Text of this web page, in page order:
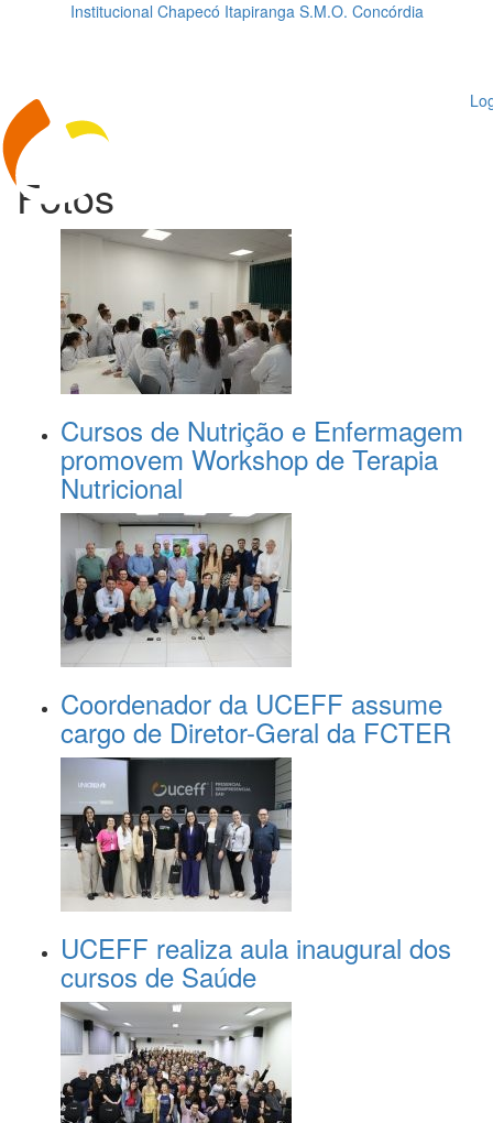
Institucional Chapecó Itapiranga S.M.O. Concórdia
Fotos
Cursos de Nutrição e Enfermagem
promovem Workshop de Terapia
Nutricional
Coordenador da UCEFF assume
cargo de Diretor-Geral da FCTER
UCEFF realiza aula inaugural dos
cursos de Saúde